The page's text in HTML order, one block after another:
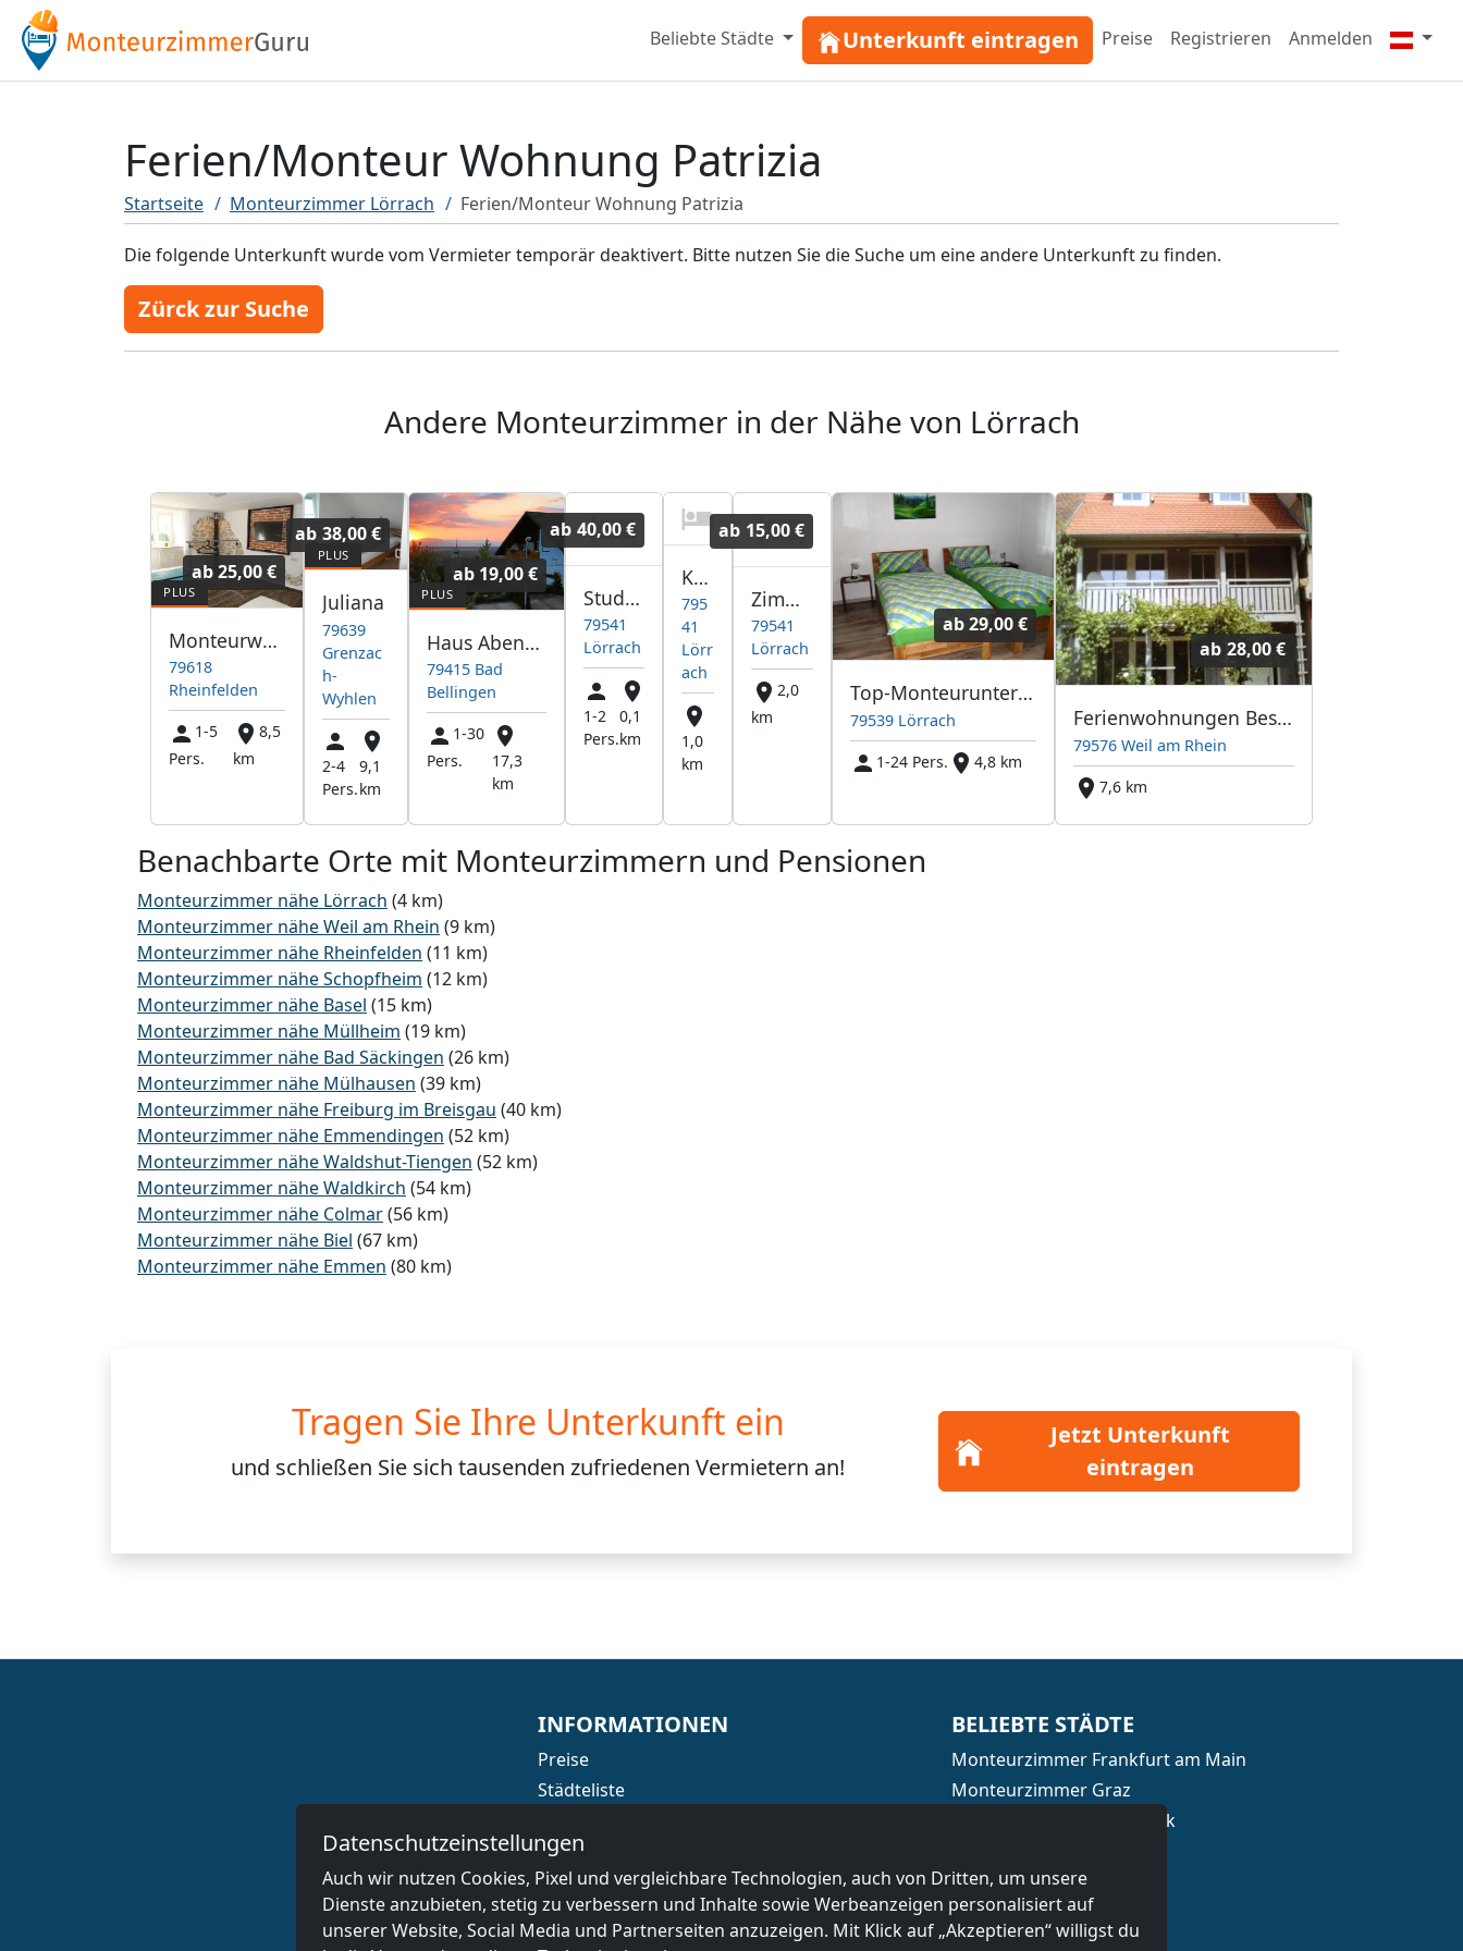
Beliebte Städte Unterkunft eintragen Preise Registrieren Anmelden
Ferien/Monteur Wohnung Patrizia
Startseite Monteurzimmer Lörrach Ferien/Monteur Wohnung Patrizia
Die folgende Unterkunft wurde vom Vermieter temporär deaktivert. Bitte nutzen Sie die Suche um eine andere Unterkunft zu finden.
Zürck zur Suche
Andere Monteurzimmer in der Nähe von Lörrach
ab 25,00 €
Monteurwohnung Rheinfelden
79618
Rheinfelden
1-5
Pers.
8,5
km
ab 38,00 €
Juliana
79639
Grenzac
h-
Wyhlen
2-4
Pers.
9,1
km
ab 19,00 €
Haus Abendrot Monteurzimmer
79415 Bad
Bellingen
1-30
Pers.
17,3
km
ab 40,00 €
Studio Lorenz
79541
Lörrach
1-2
Pers.
0,1
km
Krause
795
41
Lörr
ach
1,0
km
ab 15,00 €
Zimmer in Lörrach
79541
Lörrach
2,0
km
ab 29,00 €
Top-Monteurunterkünfte im Großraum Lörrach
79539 Lörrach
1-24 Pers.
4,8 km
ab 28,00 €
Ferienwohnungen Best - Basel, Lörrach, Weil am Rhein
79576 Weil am Rhein
7,6 km
Benachbarte Orte mit Monteurzimmern und Pensionen
Monteurzimmer nähe Lörrach (4 km)
Monteurzimmer nähe Weil am Rhein (9 km)
Monteurzimmer nähe Rheinfelden (11 km)
Monteurzimmer nähe Schopfheim (12 km)
Monteurzimmer nähe Basel (15 km)
Monteurzimmer nähe Müllheim (19 km)
Monteurzimmer nähe Bad Säckingen (26 km)
Monteurzimmer nähe Mülhausen (39 km)
Monteurzimmer nähe Freiburg im Breisgau (40 km)
Monteurzimmer nähe Emmendingen (52 km)
Monteurzimmer nähe Waldshut-Tiengen (52 km)
Monteurzimmer nähe Waldkirch (54 km)
Monteurzimmer nähe Colmar(56 km)
Monteurzimmer nähe Biel (67 km)
Monteurzimmer nähe Emmen (80 km)
Tragen Sie Ihre Unterkunft ein
und schließen Sie sich tausenden zufriedenen Vermietern an!
Jetzt Unterkunft
eintragen
INFORMATIONEN
Preise
Städteliste
BELIEBTE STÄDTE
Monteurzimmer Frankfurt am Main
Monteurzimmer Graz
Monteurzimmer Innsbruck
Monteurzimmer Salzburg
Monteurzimmer Wien
Datenschutzeinstellungen
Auch wir nutzen Cookies, Pixel und vergleichbare Technologien, auch von Dritten, um unsere
Dienste anzubieten, stetig zu verbessern und Inhalte sowie Werbeanzeigen personalisiert auf
unserer Website, Social Media und Partnerseiten anzuzeigen. Mit Klick auf „Akzeptieren“ willigst du